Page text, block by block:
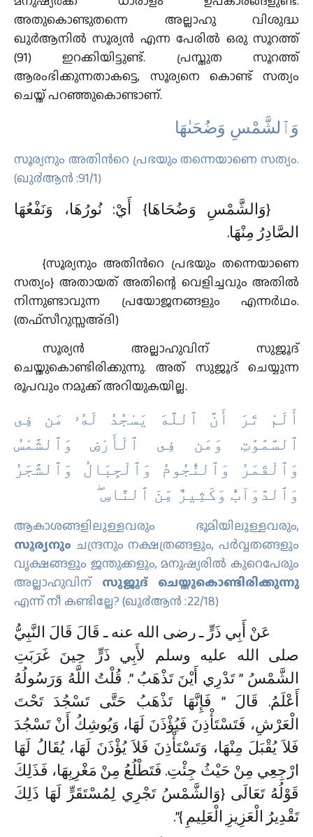
അതുകൊണ്ടുതന്നെ അല്ലാഹു വിശുദ്ധ
ഖുര്‍ആനിൽ സൂര്യൻ എന്ന പേരിൽ ഒരു സൂറത്ത്
(91) ഇറക്കിയിട്ടുണ്ട്. പ്രസ്തുത സൂറത്ത്
ആരംഭിക്കുന്നതാകട്ടെ, സൂര്യനെ കൊണ്ട് സത്യം
ചെയ്ത് പറഞ്ഞുകൊണ്ടാണ്.
وَٱلشَّمْسِ وَضُحَىٰهَا
സൂര്യനും അതിന്‍റെ പ്രഭയും തന്നെയാണെ സത്യം.
(ഖു൪ആന്‍ :91/1)
{وَالشَّمْسِ وَضُحَاهَا} أَيْ: نُورُهَا، وَنَفْعُهَا
الصَّادِرُ مِنْهَا.
{സൂര്യനും അതിന്‍റെ പ്രഭയും തന്നെയാണെ
സത്യം} അതായത് അതിന്റെ വെളിച്ചവും അതില്‍
നിന്നുണ്ടാവുന്ന പ്രയോജനങ്ങളും എന്നര്‍ഥം.
(തഫ്സീറുസ്സഅ്ദി)
സൂര്യൻ അല്ലാഹുവിന് സുജൂദ്
ചെയ്തുകൊണ്ടിരിക്കുന്നു. അത് സുജൂദ് ചെയ്യുന്ന
രൂപവും നമുക്ക് അറിയുകയില്ല.
أَلَمْ تَرَ أَنَّ ٱللَّهَ يَسْجُدُ لَهُۥ مَن فِى
ٱلسَّمَٰوَٰتِ وَمَن فِى ٱلْأَرْضِ وَٱلشَّمْسُ
وَٱلْقَمَرُ وَٱلنُّجُومُ وَٱلْجِبَالُ وَٱلشَّجَرُ
وَٱلدَّوَآبُّ وَكَثِيرٌ مِّنَ ٱلنَّاسِ ۖ
ആകാശങ്ങളിലുള്ളവരും ഭൂമിയിലുള്ളവരും,
സൂര്യനും ചന്ദ്രനും നക്ഷത്രങ്ങളും, പര്‍വ്വതങ്ങളും
വൃക്ഷങ്ങളും ജന്തുക്കളും, മനുഷ്യരില്‍ കുറെപേരും
അല്ലാഹുവിന് സുജൂദ് ചെയ്തുകൊണ്ടിരിക്കുന്നു
എന്ന് നീ കണ്ടില്ലേ? (ഖു൪ആന്‍ :22/18)
عَنْ أَبِي ذَرٍّ ـ رضى الله عنه ـ قَالَ قَالَ النَّبِيُّ
صلى الله عليه وسلم لأَبِي ذَرٍّ حِينَ غَرَبَتِ
الشَّمْسُ ‏”‏ تَدْرِي أَيْنَ تَذْهَبُ ‏”‏‏.‏ قُلْتُ اللَّهُ وَرَسُولُهُ
أَعْلَمُ‏.‏ قَالَ ‏”‏ فَإِنَّهَا تَذْهَبُ حَتَّى تَسْجُدَ تَحْتَ
الْعَرْشِ، فَتَسْتَأْذِنَ فَيُؤْذَنَ لَهَا، وَيُوشِكُ أَنْ تَسْجُدَ
فَلاَ يُقْبَلَ مِنْهَا، وَتَسْتَأْذِنَ فَلاَ يُؤْذَنَ لَهَا، يُقَالُ لَهَا
ارْجِعِي مِنْ حَيْثُ جِئْتِ‏.‏ فَتَطْلُعُ مِنْ مَغْرِبِهَا، فَذَلِكَ
قَوْلُهُ تَعَالَى ‏{‏وَالشَّمْسُ تَجْرِي لِمُسْتَقَرٍّ لَهَا ذَلِكَ
تَقْدِيرُ الْعَزِيزِ الْعَلِيمِ ‏}‏‏”‏‏.‏